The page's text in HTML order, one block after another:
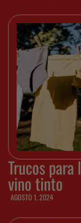
Trucos
vino tinto
AGOSTO 1, 2024